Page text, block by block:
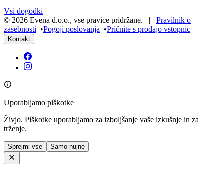
Vsi dogodki
© 2026 Evena d.o.o., vse pravice pridržane. | Pravilnik o
zasebnosti •Pogoji poslovanja •Pričnite s prodajo vstopnic
Kontakt
Uporabljamo piškotke
Živjo. Piškotke uporabljamo za izboljšanje vaše izkušnje in za
trženje.
Sprejmi vse Samo nujne